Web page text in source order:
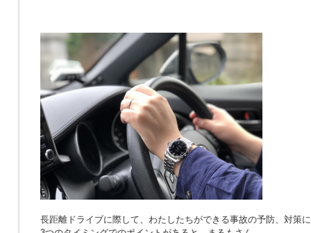
長距離ドライブに際して、わたしたちができる事故の予防、対策